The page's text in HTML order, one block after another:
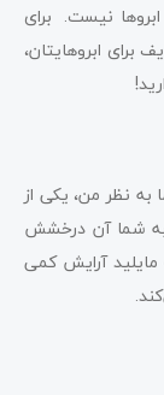
نیست. برای
ابروهایتان،
به نظر من، یکی از
به شما آن درخشش
آرایش کمی